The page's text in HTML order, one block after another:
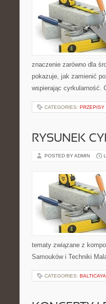
znaczenie zarówno dla
pokazuje, jak zamienić
wspierając cyrkularność.
CATEGORIES: PRZEPISY
RYSUNEK
POSTED BY ADMIN
tematy związane z
Samouków i Techniki
CATEGORIES: